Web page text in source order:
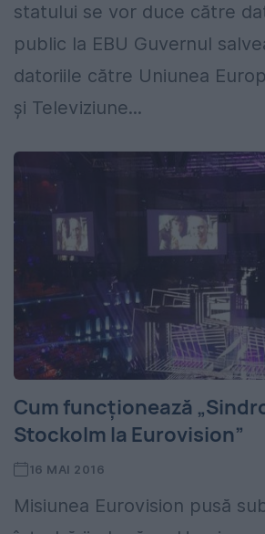
statului se vor duce către
public la EBU Guvernul
datoriile către Uniunea
şi Televiziune...
Cum funcționează
Stockolm la Eurovision”
16 MAI 2016
Misiunea Eurovision pusă